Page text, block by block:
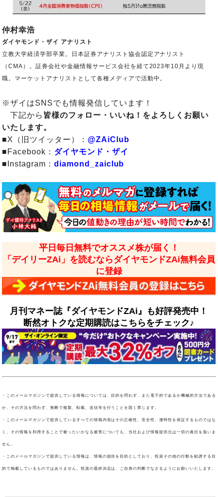
仲村幸浩
ダイヤモンド・ザイ アナリスト
立教大学経済学部卒業。日本証券アナリスト協会認定アナリスト
（CMA）。証券会社や金融情報サービス会社を経て2023年10月より現
職。マーケットアナリストとして各種メディアで活動中。
※ザイはSNSでも情報発信しています！
下記から 皆様のフォロー・いいね！をよろしくお願い
いたします。
■X（旧ツイッター）： @ZAiClub
■Facebook： ダイヤモンド・ザイ
■Instagram：diamond_zaiclub
平日毎日無料でオススメ株が届く！
「デイリーZAi」を読むならダイヤモンドZAi無料会員
に登録
月刊マネー誌『ダイヤモンドZAi』も好評発売中！
断然オトクな定期購読はこちらをチェック♪
・このメールマガジンで提供している情報については、目的を問わず、また電子的であるか機械的方法である
か、その方法を問わず、無断で複製、転載、送信等を行うことを固く禁じます。
・このメールマガジンで提供しているすべての情報内容はその正確性、安全性、適時性を保証するものではな
く、その情報を利用することで被ったいかなる被害についても、当社および情報提供元は一切の責任を負いま
せん。
・このメールマガジンで提供している情報は、情報の提供を目的としており、投資その他の行動を勧誘する目
的で掲載しているものではありません。投資の最終決定は、ご自身の判断でなさるようにお願いいたします。